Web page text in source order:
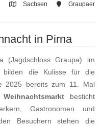
Sachsen
Graupaer
in Pirna
(Jagdschloss Graupa) im
bilden die Kulisse für die
2025 bereits zum 11. Mal
Weihnachtsmarkt besticht
Gastronomen und
Besuchern stehen die